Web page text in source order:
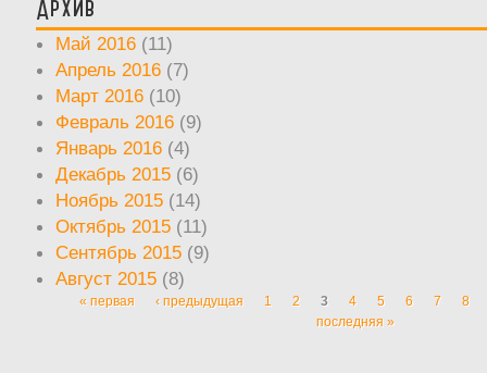
Архив
Май 2016 (11)
Апрель 2016 (7)
Март 2016 (10)
Февраль 2016 (9)
Январь 2016 (4)
Декабрь 2015 (6)
Ноябрь 2015 (14)
Октябрь 2015 (11)
Сентябрь 2015 (9)
Август 2015 (8)
Страницы
« первая ‹ предыдущая 1 2 3 4 5 6 7
8
последняя »